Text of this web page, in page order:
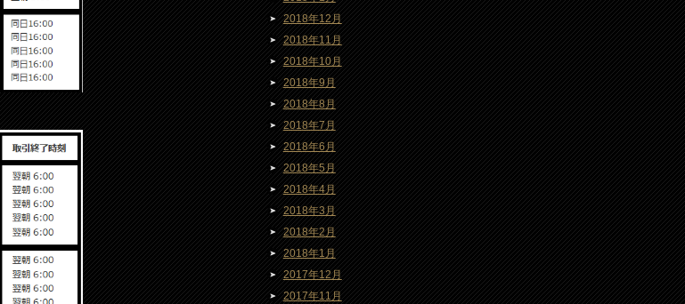
2018年12月
2018年11月
2018年10月
2018年9月
2018年8月
2018年7月
2018年6月
2018年5月
2018年4月
2018年3月
2018年2月
2018年1月
2017年12月
2017年11月